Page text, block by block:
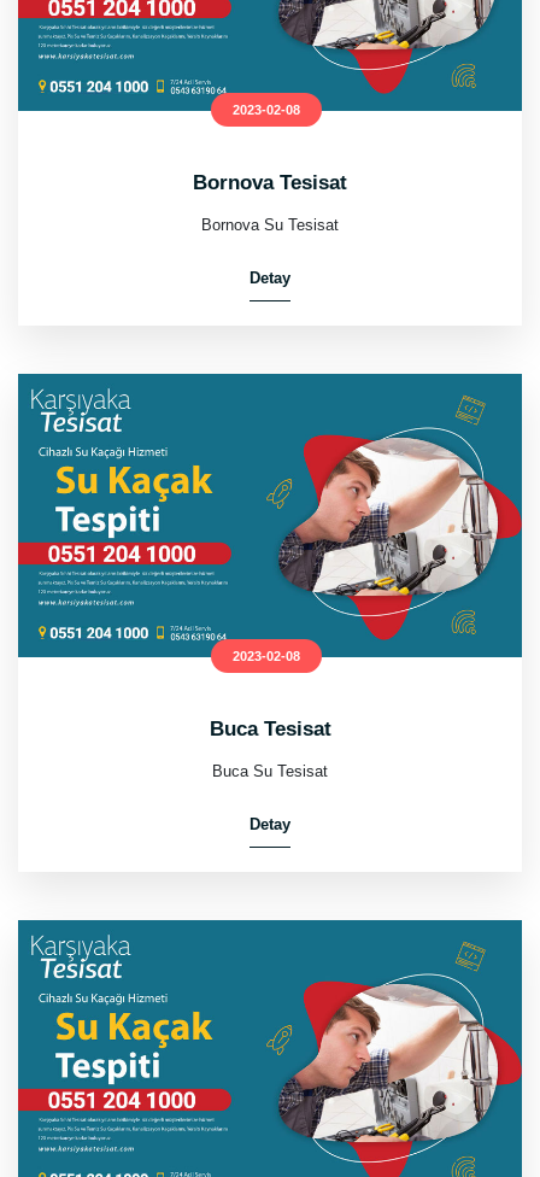
2023-02-08
Bornova Tesisat
Bornova Su Tesisat
Detay
2023-02-08
Buca Tesisat
Buca Su Tesisat
Detay